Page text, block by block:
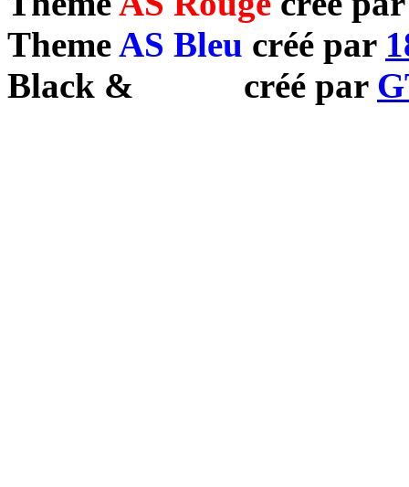
ThemeAS Bleu créé par
Black & créé par